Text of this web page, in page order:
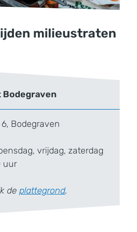
milieustraten
Bodegraven
vrijdag, zaterdag
uur
de plattegrond.